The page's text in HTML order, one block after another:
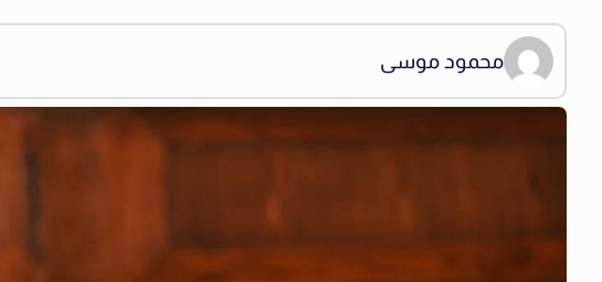
محمود موسى